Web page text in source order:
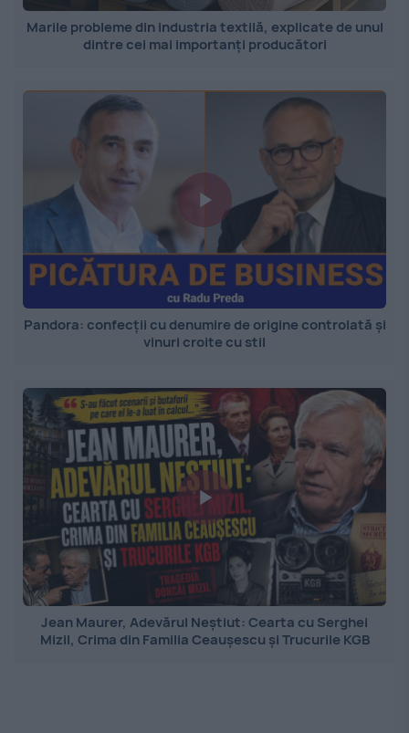
Marile probleme din industria textilă, explicate de unul
dintre cei mai importanți producători
Pandora: confecții cu denumire de origine controlată și
vinuri croite cu stil
Jean Maurer, Adevărul Neștiut: Cearta cu Serghei
Mizil, Crima din Familia Ceaușescu și Trucurile KGB